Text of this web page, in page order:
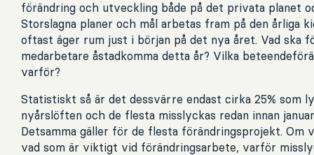
förändring och utveckling både på det privata planet
Storslagna planer och mål arbetas fram på den årliga
oftast äger rum just i början på det nya året. Vad ska
medarbetare åstadkomma detta år? Vilka
varför?
Statistiskt så är det dessvärre endast cirka 25% som
nyårslöften och de flesta misslyckas redan innan
Detsamma gäller för de flesta förändringsprojekt. Om
vad som är viktigt vid förändringsarbete, varför